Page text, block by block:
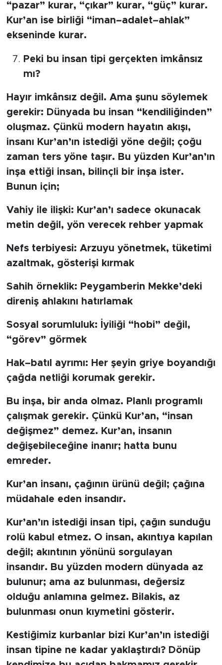
“pazar” kurar, “çıkar” kurar, “güç” kurar.
Kur’an ise birliği “iman–adalet–ahlak”
ekseninde kurar.
Peki bu insan tipi gerçekten imkânsız
mı?
Hayır imkânsız değil. Ama şunu söylemek
gerekir: Dünyada bu insan “kendiliğinden”
oluşmaz. Çünkü modern hayatın akışı,
insanı Kur’an’ın istediği yöne değil; çoğu
zaman ters yöne taşır. Bu yüzden Kur’an’ın
inşa ettiği insan, bilinçli bir inşa ister.
Bunun için;
Vahiy ile ilişki: Kur’an’ı sadece okunacak
metin değil, yön verecek rehber yapmak
Nefs terbiyesi: Arzuyu yönetmek, tüketimi
azaltmak, gösterişi kırmak
Sahih örneklik: Peygamberin Mekke’deki
direniş ahlakını hatırlamak
Sosyal sorumluluk: İyiliği “hobi” değil,
“görev” görmek
Hak–batıl ayrımı: Her şeyin griye boyandığı
çağda netliği korumak gerekir.
Bu inşa, bir anda olmaz. Planlı programlı
çalışmak gerekir. Çünkü Kur’an, “insan
değişmez” demez. Kur’an, insanın
değişebileceğine inanır; hatta bunu
emreder.
Kur’an insanı, çağının ürünü değil; çağına
müdahale eden insandır.
Kur’an’ın istediği insan tipi, çağın sunduğu
rolü kabul etmez. O insan, akıntıya kapılan
değil; akıntının yönünü sorgulayan
insandır. Bu yüzden modern dünyada az
bulunur; ama az bulunması, değersiz
olduğu anlamına gelmez. Bilakis, az
bulunması onun kıymetini gösterir.
Kestiğimiz kurbanlar bizi Kur’an’ın istediği
insan tipine ne kadar yaklaştırdı? Dönüp